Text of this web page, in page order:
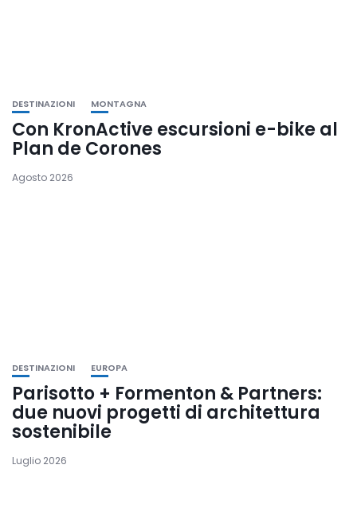
DESTINAZIONI MONTAGNA
Con KronActive escursioni e-bike al
Plan de Corones
Agosto 2026
DESTINAZIONI EUROPA
Parisotto + Formenton & Partners:
due nuovi progetti di architettura
sostenibile
Luglio 2026